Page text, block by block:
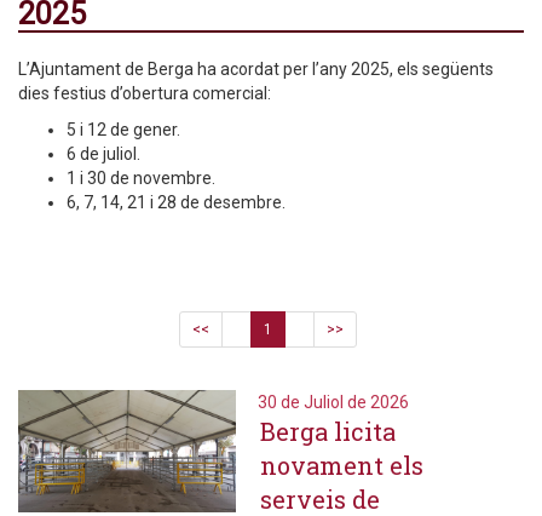
2025
L’Ajuntament de Berga ha acordat per l’any 2025, els següents
dies festius d’obertura comercial:
5 i 12 de gener.
6 de juliol.
1 i 30 de novembre.
6, 7, 14, 21 i 28 de desembre.
<< 1 >>
30 de Juliol de 2026
Berga licita
novament els
serveis de